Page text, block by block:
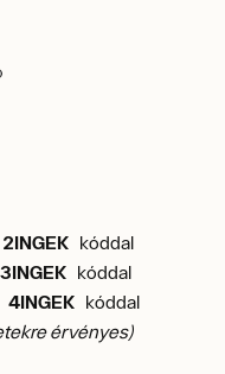
2INGEK kóddal
3INGEK kóddal
4INGEK kóddal
érvényes)